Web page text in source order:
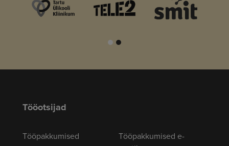
Tööotsijad
Tööpakkumised
Tööpakkumised e-